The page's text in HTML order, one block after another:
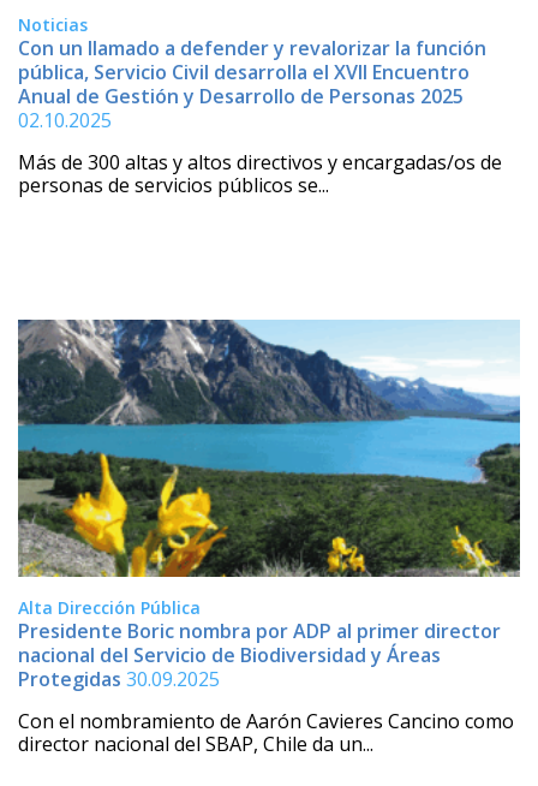
Noticias
Con un llamado a defender y revalorizar la función
pública, Servicio Civil desarrolla el XVII Encuentro
Anual de Gestión y Desarrollo de Personas 2025
02.10.2025
Más de 300 altas y altos directivos y encargadas/os de
personas de servicios públicos se...
Alta Dirección Pública
Presidente Boric nombra por ADP al primer director
nacional del Servicio de Biodiversidad y Áreas
Protegidas 30.09.2025
Con el nombramiento de Aarón Cavieres Cancino como
director nacional del SBAP, Chile da un...